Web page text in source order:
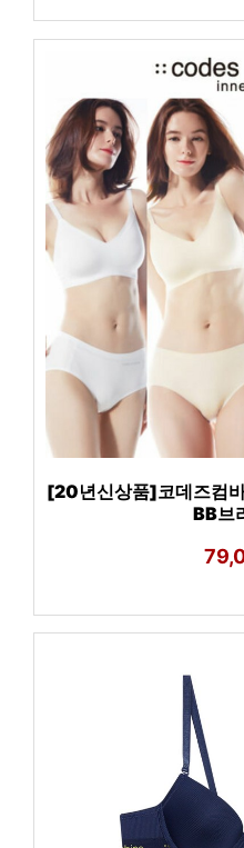
[20년신상품]코데즈컴
BB브